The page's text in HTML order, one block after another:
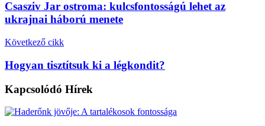
Csasziv Jar ostroma: kulcsfontosságú lehet az
ukrajnai háború menete
Következő cikk
Hogyan tisztítsuk ki a légkondit?
Kapcsolódó Hírek